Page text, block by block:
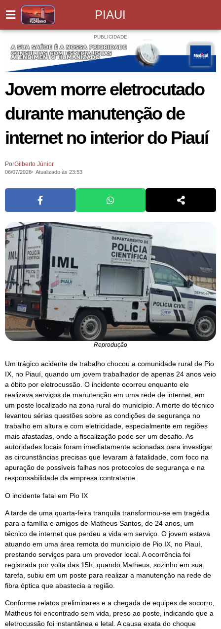
PIAUI
PUBLICIDADE
Jovem morre eletrocutado
durante manutenção de
internet no interior do Piauí
PorGilberto Júnior
06/07/2026 Atualizado às 23:53
Reprodução
Um trágico acidente de trabalho chocou a comunidade rural de Pio
IX, no Piauí, quando um jovem trabalhador de apenas 24 anos veio
a óbito por eletrocussão. O incidente ocorreu enquanto ele
realizava serviços de manutenção em uma rede de internet, em
um poste localizado na zona rural do município. A morte do técnico
levantou sérias questões sobre as condições de segurança no
trabalho em altura e com eletricidade, especialmente em regiões
mais afastadas, onde a fiscalização pode ser um desafio. As
autoridades locais foram imediatamente acionadas para investigar
as circunstâncias precisas que levaram à fatalidade, com foco na
apuração de possíveis falhas nos protocolos de segurança e na
responsabilidade da empresa contratante.
O incidente fatal em Pio IX
A tarde de uma quarta-feira tranquila transformou-se em tragédia
para a família e amigos de Matheus Santos, de 24 anos, um
técnico de internet que perdeu a vida em serviço. O jovem estava
atuando em uma área remota do município de Pio IX, no Piauí,
prestando serviços para um provedor local. A ocorrência foi
registrada por volta das 15h, quando Matheus, sozinho em sua
tarefa, subiu em um poste para realizar a manutenção na rede de
fibra óptica que abastecia a região.
Conforme relatos preliminares e a chegada de equipes de socorro,
Matheus foi encontrado sem vida, preso ao poste, indicando que a
eletrocussão foi instantânea e letal. A causa exata do choque